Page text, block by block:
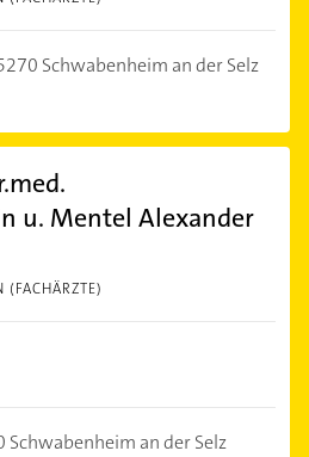
Schwabenheim an der Selz
u. Mentel Alexander
(FACHÄRZTE)
Schwabenheim an der Selz